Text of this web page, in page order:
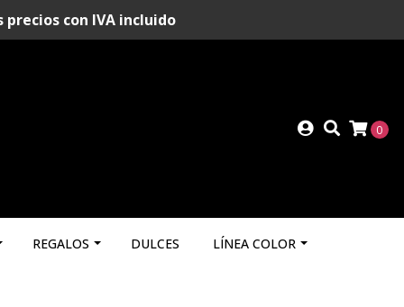
precios con IVA incluido
0
REGALOS DULCES LÍNEA COLOR